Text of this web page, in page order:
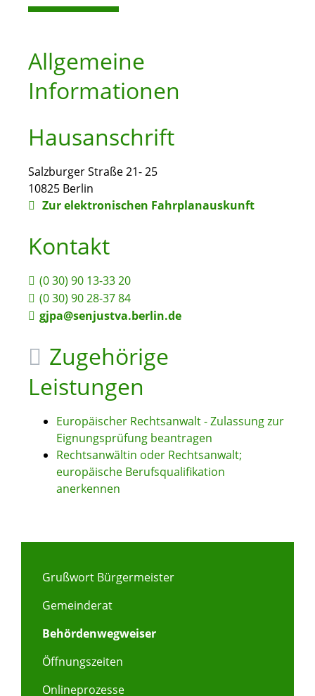
Allgemeine
Informationen
Hausanschrift
Salzburger Straße 21- 25
10825 Berlin
Zur elektronischen Fahrplanauskunft
Kontakt
(0 30) 90 13-33 20
(0 30) 90 28-37 84
gjpa@senjustva.berlin.de
Zugehörige
Leistungen
Europäischer Rechtsanwalt - Zulassung zur
Eignungsprüfung beantragen
Rechtsanwältin oder Rechtsanwalt;
europäische Berufsqualifikation
anerkennen
Grußwort Bürgermeister
Gemeinderat
Behördenwegweiser
Öffnungszeiten
Onlineprozesse